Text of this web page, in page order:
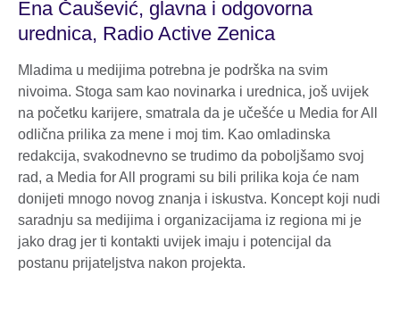
Ena Čaušević, glavna i odgovorna
urednica, Radio Active Zenica
Mladima u medijima potrebna je podrška na svim
nivoima. Stoga sam kao novinarka i urednica, još uvijek
na početku karijere, smatrala da je učešće u Media for All
odlična prilika za mene i moj tim. Kao omladinska
redakcija, svakodnevno se trudimo da poboljšamo svoj
rad, a Media for All programi su bili prilika koja će nam
donijeti mnogo novog znanja i iskustva. Koncept koji nudi
saradnju sa medijima i organizacijama iz regiona mi je
jako drag jer ti kontakti uvijek imaju i potencijal da
postanu prijateljstva nakon projekta.